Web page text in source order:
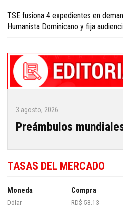
TSE fusiona 4 expedientes en
Humanista Dominicano y fija
3 agosto, 2026
Preámbulos
TASAS DEL MERCADO
Moneda Compra
Dólar RD$ 58.13